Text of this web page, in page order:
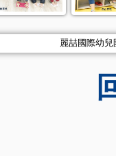
麗喆國際幼